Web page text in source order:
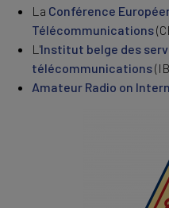
La Conférence
Télécommunications
L'Institut belge des
télécommunications
Amateur Radio on